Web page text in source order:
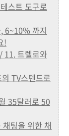
스트 도구로
6~10% 까지
!
트렐로와
TV스텐드로
35달러로 50
팅을 위한 채